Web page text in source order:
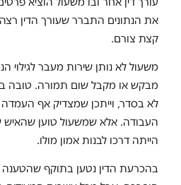
את הנתונים התברר שעורך הדין רצה
קצת צורם.
משעול לא נותן שירות מעבר לגילוי
מבקש או מקבל שום תמורה. טובה
לא בסדר, וייתכן שמצדיק אף
העבודה. אלא שמשעול טוען שהאיש
הייתה דרכו לבנות אמון מולו.
בהכרעת הדין נטען בתוקף שהטענה